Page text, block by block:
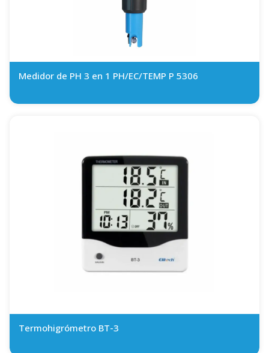
Medidor de PH 3 en 1 PH/EC/TEMP P 5306
Termohigrómetro BT-3